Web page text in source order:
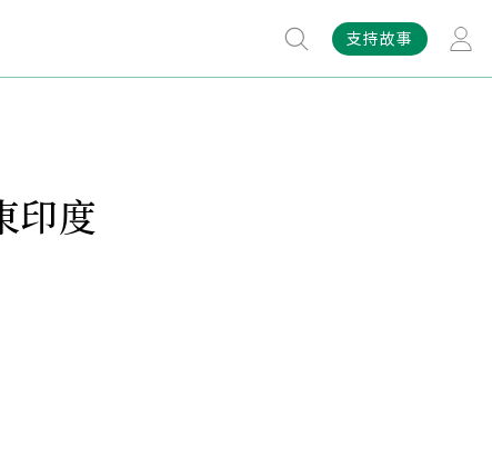
支持故事
印度